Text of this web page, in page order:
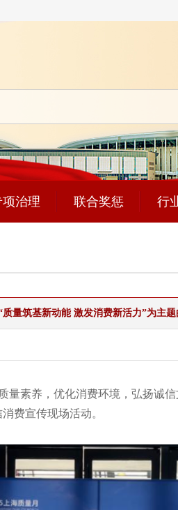
项治理 联合奖惩 行
质量筑基新动能 激发消费新活力”为主
量素养，优化消费环境，弘扬诚
费宣传现场活动。